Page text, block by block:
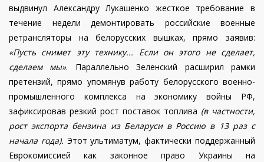
выдвинул Александру Лукашенко жесткое требование в
течение недели демонтировать российские военные
ретрансляторы на белорусских вышках, прямо заявив:
«Пусть снимет эту технику... Если он этого не сделает,
сделаем мы».
Параллельно Зеленский расширил рамки
претензий, прямо упомянув работу белорусского военно-
промышленного комплекса на экономику войны РФ,
зафиксировав резкий рост поставок топлива (в частности,
рост экспорта бензина из Беларуси в Россию в 13 раз с
начала года). Этот ультиматум, фактически поддержанный
Еврокомиссией как законное право Украины на